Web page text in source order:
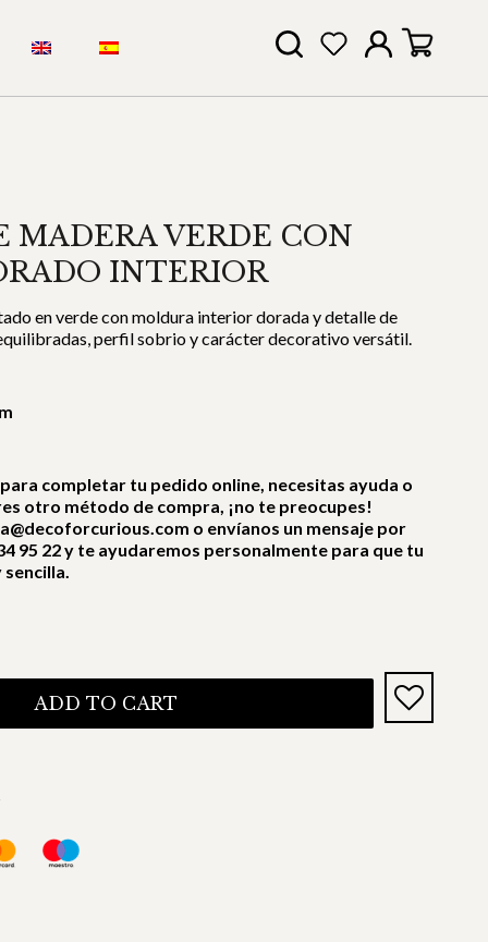
MADERA VERDE CON
INTERIOR
en verde con moldura interior dorada y detalle de
perfil sobrio y carácter decorativo versátil.
completar tu pedido online, necesitas ayuda o
otro método de compra, ¡no te preocupes!
o envíanos un mensaje por
95 22 y te ayudaremos personalmente para que tu
ADD TO CART